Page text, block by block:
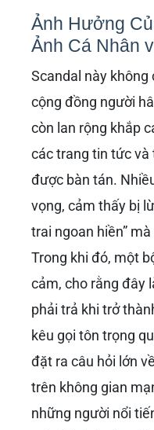
Ảnh Hưởng
Ảnh Cá Nhân
Scandal này không
cộng đồng người
còn lan rộng khắp
các trang tin tức và
được bàn tán.
vọng, cảm thấy bị
trai ngoan hiền”
Trong khi đó, một
cảm, cho rằng đây
phải trả khi trở
kêu gọi tôn trọng
đặt ra câu hỏi lớn
trên không gian
những người nổi